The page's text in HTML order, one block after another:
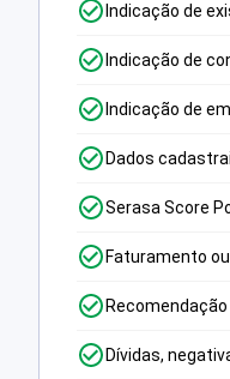
Indicação de
Indicação de
Indicação de
Dados
Serasa Score
Faturamento
Dívidas,